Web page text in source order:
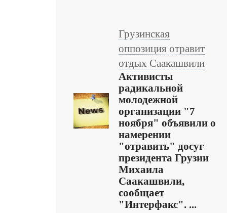
Грузинская
оппозиция отравит
отдых Саакашвили
Активисты
радикальной
молодежной
организации "7
ноября" объявили о
намерении
"отравить" досуг
президента Грузии
Михаила
Саакашвили,
сообщает
"Интерфакс". ...